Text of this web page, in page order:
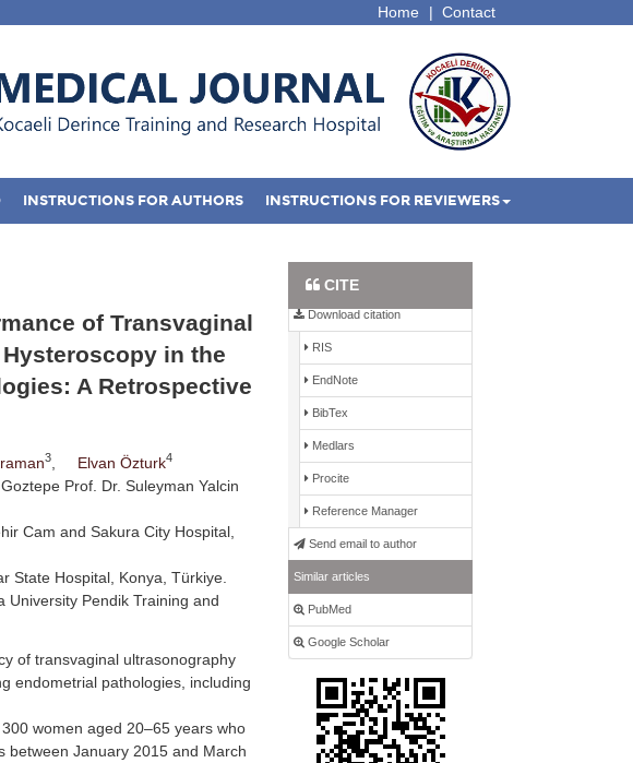
Contact
Home |
INSTRUCTIONS FOR AUTHORS INSTRUCTIONS FOR REVIEWERS
of Transvaginal
in the
A Retrospective
3 Elvan Özturk4
Prof. Dr. Suleyman Yalcin
Cam and Sakura City Hospital,
State Hospital, Konya, Türkiye.
University Pendik Training and
of transvaginal ultrasonography
endometrial pathologies, including
women aged 20–65 years who
between January 2015 and March
CITE
Full Text PDF
Download citation
RIS
EndNote
BibTex
Medlars
Procite
Reference Manager
Send email to author
Similar articles
PubMed
Google Scholar